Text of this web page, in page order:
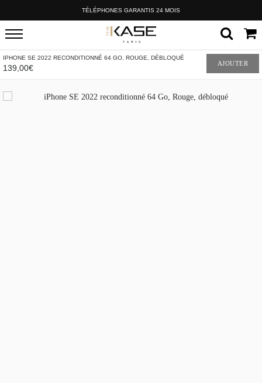
TÉLÉPHONES GARANTIS 24 MOIS
IPHONE SE 2022 RECONDITIONNÉ 64 GO, ROUGE, DÉBLOQUÉ
139,00€ AJOUTER